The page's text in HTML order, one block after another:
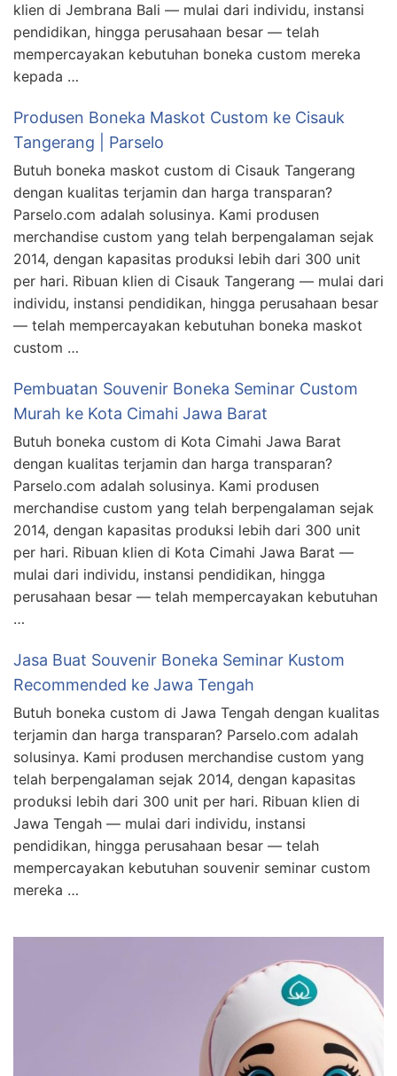
klien di Jembrana Bali — mulai dari individu, instansi
pendidikan, hingga perusahaan besar — telah
mempercayakan kebutuhan boneka custom mereka
kepada …
Produsen Boneka Maskot Custom ke Cisauk
Tangerang | Parselo
Butuh boneka maskot custom di Cisauk Tangerang
dengan kualitas terjamin dan harga transparan?
Parselo.com adalah solusinya. Kami produsen
merchandise custom yang telah berpengalaman sejak
2014, dengan kapasitas produksi lebih dari 300 unit
per hari. Ribuan klien di Cisauk Tangerang — mulai dari
individu, instansi pendidikan, hingga perusahaan besar
— telah mempercayakan kebutuhan boneka maskot
custom …
Pembuatan Souvenir Boneka Seminar Custom
Murah ke Kota Cimahi Jawa Barat
Butuh boneka custom di Kota Cimahi Jawa Barat
dengan kualitas terjamin dan harga transparan?
Parselo.com adalah solusinya. Kami produsen
merchandise custom yang telah berpengalaman sejak
2014, dengan kapasitas produksi lebih dari 300 unit
per hari. Ribuan klien di Kota Cimahi Jawa Barat —
mulai dari individu, instansi pendidikan, hingga
perusahaan besar — telah mempercayakan kebutuhan
…
Jasa Buat Souvenir Boneka Seminar Kustom
Recommended ke Jawa Tengah
Butuh boneka custom di Jawa Tengah dengan kualitas
terjamin dan harga transparan? Parselo.com adalah
solusinya. Kami produsen merchandise custom yang
telah berpengalaman sejak 2014, dengan kapasitas
produksi lebih dari 300 unit per hari. Ribuan klien di
Jawa Tengah — mulai dari individu, instansi
pendidikan, hingga perusahaan besar — telah
mempercayakan kebutuhan souvenir seminar custom
mereka …